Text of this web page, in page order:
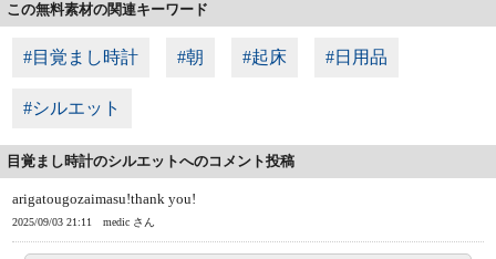
この無料素材の関連キーワード
#目覚まし時計 #朝 #起床 #日用品
#シルエット
目覚まし時計のシルエットへのコメント投稿
arigatougozaimasu!thank you!
2025/09/03 21:11 medic さん